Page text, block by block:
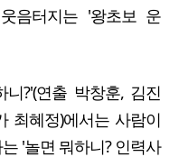
음터지는 '왕초보 운
?'(연출 박창훈, 김진
최혜정)에서는 사람이
'놀면 뭐하니? 인력사